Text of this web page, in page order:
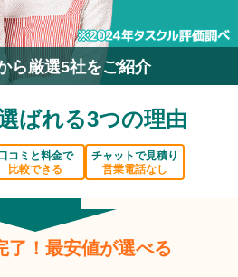
ら厳選5社をご紹介
ばれる3つの理由
コミと料金で
比較できる
チャットで見積り
営業電話なし
了！最安値が選べる